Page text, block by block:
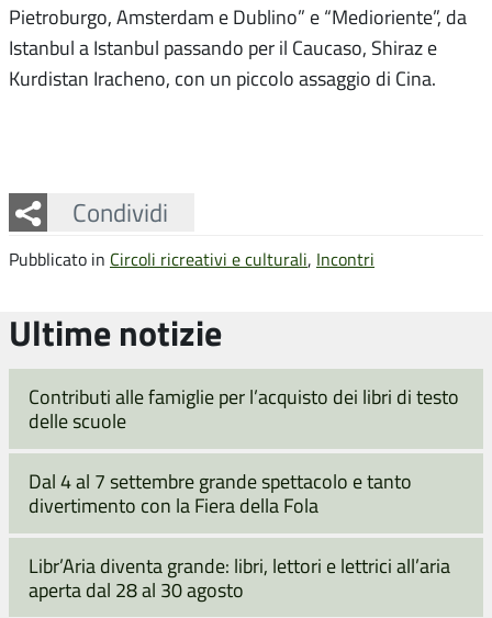
Pietroburgo, Amsterdam e Dublino” e “Medioriente”, da
Istanbul a Istanbul passando per il Caucaso, Shiraz e
Kurdistan Iracheno, con un piccolo assaggio di Cina.
Condividi
Facebook
Twitter
Whatsapp
Pubblicato in Circoli ricreativi e culturali, Incontri
Ultime notizie
Contributi alle famiglie per l’acquisto dei libri di testo
delle scuole
Dal 4 al 7 settembre grande spettacolo e tanto
divertimento con la Fiera della Fola
Libr’Aria diventa grande: libri, lettori e lettrici all’aria
aperta dal 28 al 30 agosto